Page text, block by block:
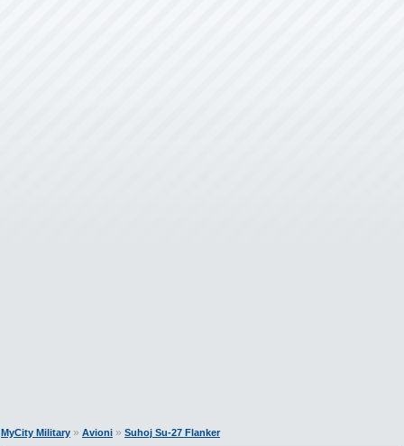
MyCity Military » Avioni » Suhoj Su-27 Flanker